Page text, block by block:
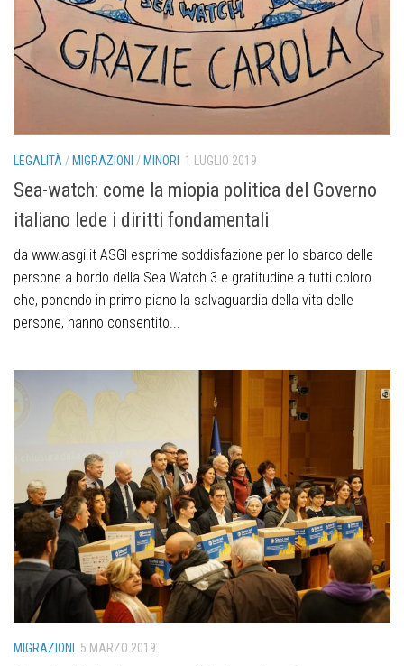
LEGALITÀ / MIGRAZIONI / MINORI 1 LUGLIO 2019
Sea-watch: come la miopia politica del Governo
italiano lede i diritti fondamentali
da www.asgi.it ASGI esprime soddisfazione per lo sbarco delle
persone a bordo della Sea Watch 3 e gratitudine a tutti coloro
che, ponendo in primo piano la salvaguardia della vita delle
persone, hanno consentito...
MIGRAZIONI 5 MARZO 2019